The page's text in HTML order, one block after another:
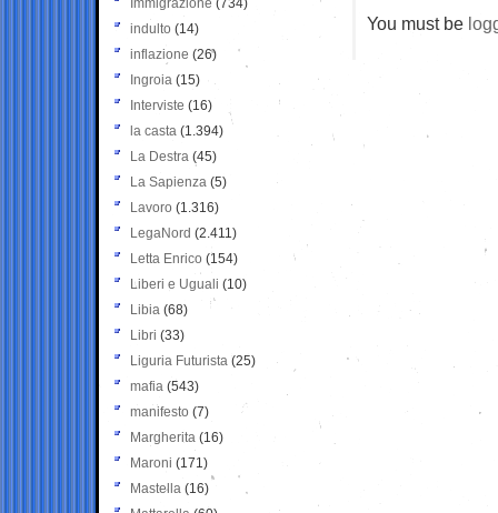
You must be
Immigrazione (734)
indulto (14)
inflazione (26)
Ingroia (15)
Interviste (16)
la casta (1.394)
La Destra (45)
La Sapienza (5)
Lavoro (1.316)
LegaNord (2.411)
Letta Enrico (154)
Liberi e Uguali (10)
Libia (68)
Libri (33)
Liguria Futurista (25)
mafia (543)
manifesto (7)
Margherita (16)
Maroni (171)
Mastella (16)